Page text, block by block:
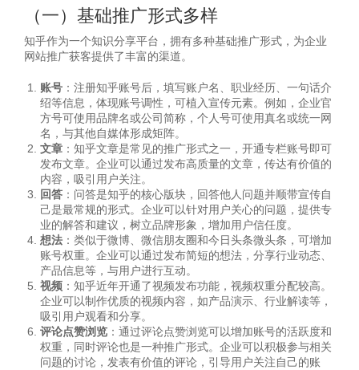
（一）基础推广形式多样
知乎作为一个知识分享平台，拥有多种基础推广形式，为企业
网站推广获客提供了丰富的渠道。
账号 ：注册知乎账号后，填写账户名、职业经历、一句话介
绍等信息，体现账号调性，可植入宣传元素。例如，企业官
方号可使用品牌名或公司简称，个人号可使用真名或统一网
名，与其他自媒体形成矩阵。
文章 ：知乎文章是常见的推广形式之一，开通专栏账号即可
发布文章。企业可以通过发布高质量的文章，传达有价值的
内容，吸引用户关注。
回答 ：问答是知乎的核心版块，回答他人问题并顺带宣传自
己是最常规的形式。企业可以针对用户关心的问题，提供专
业的解答和建议，树立品牌形象，增加用户信任度。
想法 ：类似于微博、微信朋友圈和今日头条微头条，可增加
账号权重。企业可以通过发布简短的想法，分享行业动态、
产品信息等，与用户进行互动。
视频 ：知乎近年开通了视频发布功能，视频权重分配较高。
企业可以制作优质的视频内容，如产品演示、行业解读等，
吸引用户观看和分享。
评论点赞浏览 ：通过评论点赞浏览可以增加账号的活跃度和
权重，同时评论也是一种推广形式。企业可以积极参与相关
问题的讨论，发表有价值的评论，引导用户关注自己的账